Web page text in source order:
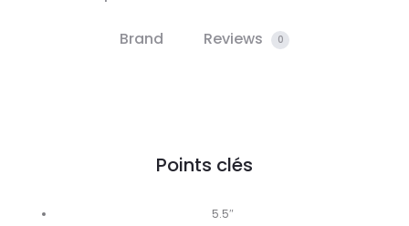
Brand Reviews 0
Points clés
5.5″